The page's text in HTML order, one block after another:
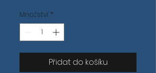
Množství *
Přidat do košíku